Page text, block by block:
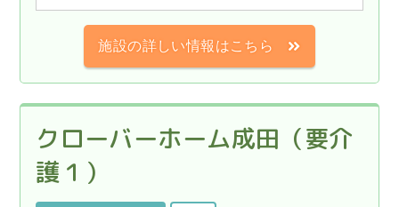
施設の詳しい情報はこちら
クローバーホーム成田（要介
護１）